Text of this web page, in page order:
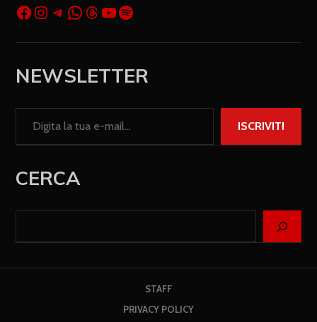
NEWSLETTER
ISCRIVITI
CERCA
STAFF
PRIVACY POLICY